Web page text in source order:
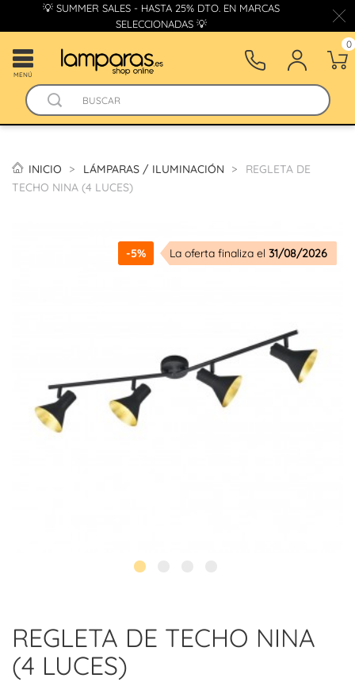
💡 SUMMER SALES - HASTA 25% DTO. EN MARCAS
SELECCIONADAS 💡
MENÚ
0
INICIO LÁMPARAS / ILUMINACIÓN
REGLETA DE
TECHO NINA (4 LUCES)
-5% La oferta finaliza el 31/08/2026
REGLETA DE TECHO NINA
(4 LUCES)